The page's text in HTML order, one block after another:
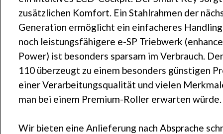
zusätzlichen Komfort. Ein Stahlrahmen der
Generation ermöglicht ein einfacheres Handling
noch leistungsfähigere e-SP Triebwerk
Power) ist besonders sparsam im Verbrauch.
110 überzeugt zu einem besonders günstigen
einer Verarbeitungsqualität und vielen
man bei einem Premium-Roller erwarten würde.
Wir bieten eine Anlieferung nach Absprache